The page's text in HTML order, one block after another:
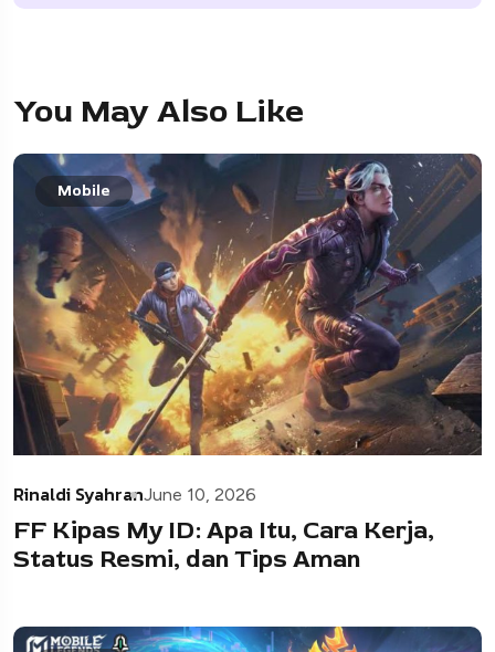
You May Also Like
Mobile
Rinaldi SyahranJune 10, 2026
FF Kipas My ID: Apa Itu, Cara Kerja,
Status Resmi, dan Tips Aman